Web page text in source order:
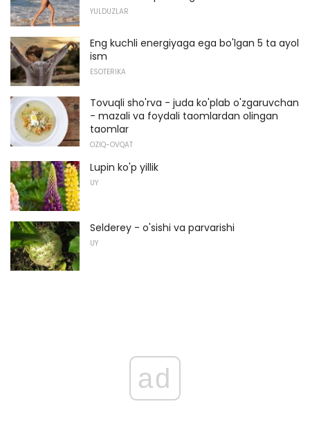
YULDUZLAR
Eng kuchli energiyaga ega bo'lgan 5 ta ayol
ism
ESOTERIKA
Tovuqli sho'rva - juda ko'plab o'zgaruvchan
- mazali va foydali taomlardan olingan
taomlar
OZIQ-OVQAT
Lupin ko'p yillik
UY
Selderey - o'sishi va parvarishi
UY
ad